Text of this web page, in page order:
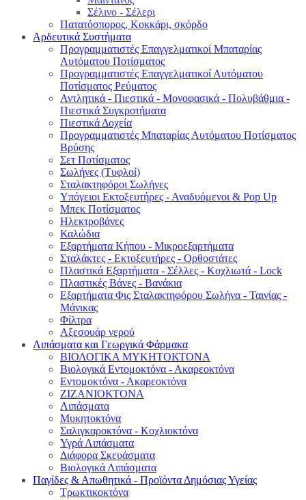
Σέλινο - Σέλερι
Πατατόσπορος, Κοκκάρι, σκόρδο
Αρδευτικά Συστήματα
Προγραμματιστές Επαγγελματικοί Μπαταρίας
Αυτόματου Ποτίσματος
Προγραμματιστές Επαγγελματικοί Αυτόματου
Ποτίσματος Ρεύματος
Αντλητικά - Πιεστικά - Μονοφασικά - Πολυβάθμια -
Πιεστικά Συγκροτήματα
Πιεστικά Δοχεία
Προγραμματιστές Μπαταρίας Αυτόματου Ποτίσματος
Βρύσης
Σετ Ποτίσματος
Σωλήνες (Τυφλοί)
Σταλακτηφόροι Σωλήνες
Υπόγειοι Εκτοξευτήρες - Αναδυόμενοι & Pop Up
Μπεκ Ποτίσματος
Ηλεκτροβάνες
Καλώδια
Εξαρτήματα Κήπου - Μικροεξαρτήματα
Σταλάκτες - Εκτοξευτήρες - Ορθοστάτες
Πλαστικά Εξαρτήματα - Σέλλες - Κοχλιωτά - Lock
Πλαστικές Βάνες - Βανάκια
Εξαρτήματα Φις Σταλακτηφόρου Σωλήνα - Ταινίας -
Μάνικας
Φίλτρα
Αξεσουάρ νερού
Λιπάσματα και Γεωργικά Φάρμακα
ΒΙΟΛΟΓΙΚΑ ΜΥΚΗΤΟΚΤΟΝΑ
Βιολογικά Εντομοκτόνα - Ακαρεοκτόνα
Εντομοκτόνα - Ακαρεοκτόνα
ΖΙΖΑΝΙΟΚΤΟΝΑ
Λιπάσματα
Μυκητοκτόνα
Σαλιγκαροκτόνα - Κοχλιοκτόνα
Υγρά Λιπάσματα
Διάφορα Σκευάσματα
Βιολογικά Λιπάσματα
Παγίδες & Απωθητικά - Προϊόντα Δημόσιας Υγείας
Τρωκτικοκτόνα